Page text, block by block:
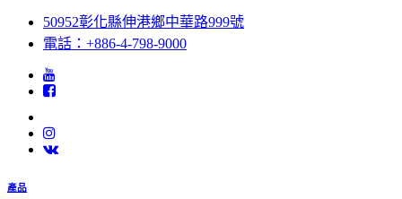
50952彰化縣伸港鄉中華路999號
電話：+886-4-798-9000
產品